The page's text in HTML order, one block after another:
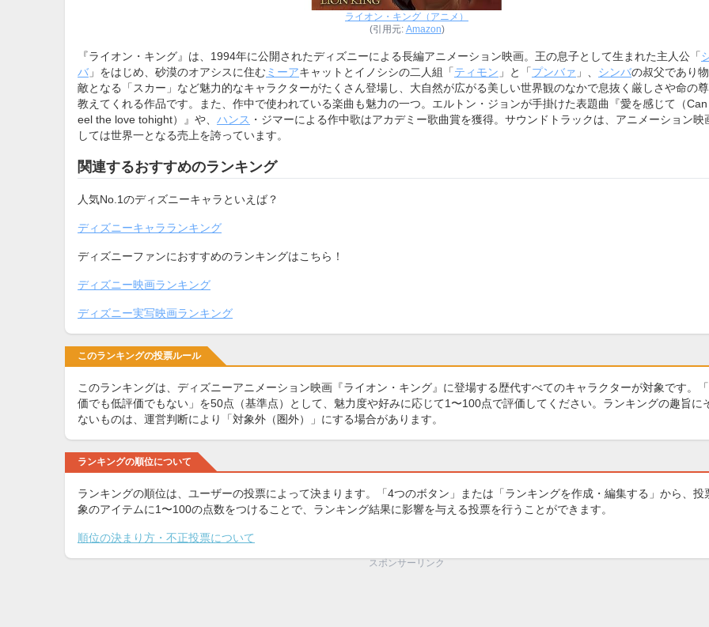
ライオン・キング（アニメ）
(引用元: Amazon)
『ライオン・キング』は、1994年に公開されたディズニーによる長編アニメーション映画。王の息子として生まれた主人公「
バ」をはじめ、砂漠のオアシスに住むミーアキャットとイノシシの二人組「ティモン 」と「プンバァ 」、 シンバの叔父であり
敵となる「スカー」など魅力的なキャラクターがたくさん登場し、大自然が広がる美しい世界観のなかで息抜く厳しさや命の
教えてくれる作品です。また、作中で使われている楽曲も魅力の一つ。エルトン・ジョンが手掛けた表題曲『愛を感じて（
eel the love tohight）』や、 ハンス ・ジマーによる作中歌はアカデミー歌曲賞を獲得。サウンドトラックは、アニメーション映
しては世界一となる売上を誇っています。
関連するおすすめのランキング
人気No.1のディズニーキャラといえば？
ディズニーキャラランキング
ディズニーファンにおすすめのランキングはこちら！
ディズニー映画ランキング
ディズニー実写映画ランキング
このランキングの投票ルール
このランキングは、ディズニーアニメーション映画『ライオン・キング』に登場する歴代すべてのキャラクターが対象です。
価でも低評価でもない」を50点（基準点）として、魅力度や好みに応じて1〜100点で評価してください。ランキングの趣旨に
ないものは、運営判断により「対象外（圏外）」にする場合があります。
ランキングの順位について
ランキングの順位は、ユーザーの投票によって決まります。「4つのボタン」または「ランキングを作成・編集する」から、投
象のアイテムに1〜100の点数をつけることで、ランキング結果に影響を与える投票を行うことができます。
順位の決まり方・不正投票について
スポンサーリンク